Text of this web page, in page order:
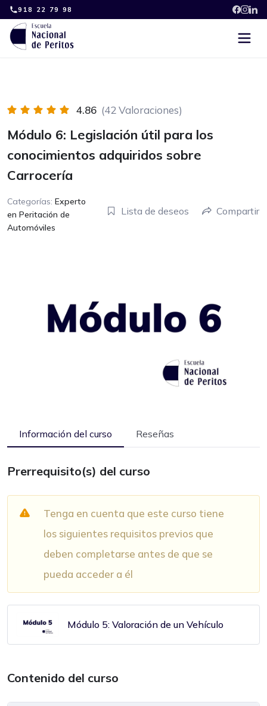
Skip
to
content
918 22 79 98
4.86 (42 Valoraciones)
Módulo 6: Legislación útil para los
conocimientos adquiridos sobre
Carrocería
Categorías: Experto
en Peritación de
Automóviles
Lista de deseos Compartir
Información del curso Reseñas
Prerrequisito(s) del curso
Tenga en cuenta que este curso tiene
los siguientes requisitos previos que
deben completarse antes de que se
pueda acceder a él
Módulo 5: Valoración de un Vehículo
Contenido del curso